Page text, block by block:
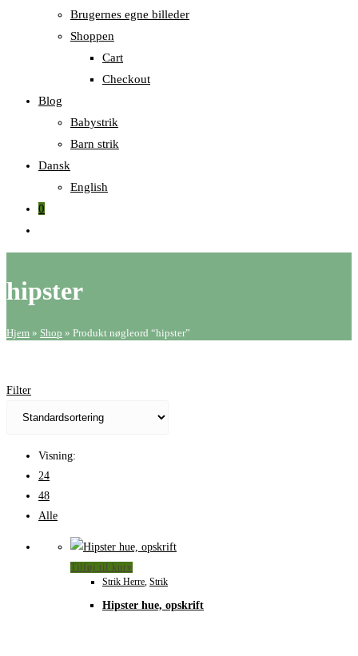
Brugernes egne billeder
Shoppen
Cart
Checkout
Blog
Babystrik
Barn strik
Dansk
English
0
til
hipster
Hjem » Shop » Produkt nøgleord “hipster”
Filter
Visning:
24
48
Alle
Tilføj til kurv
Strik Herre, Strik
Hipster hue, opskrift